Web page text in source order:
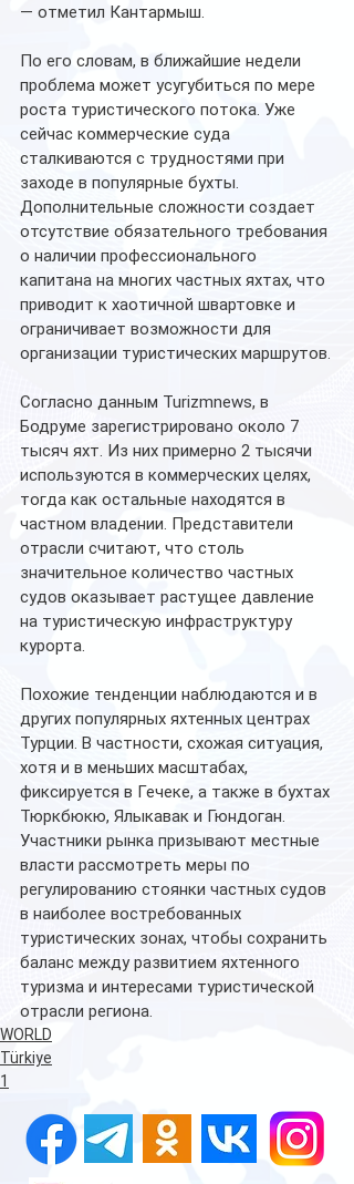
— отметил Кантармыш.
По его словам, в ближайшие недели
проблема может усугубиться по мере
роста туристического потока. Уже
сейчас коммерческие суда
сталкиваются с трудностями при
заходе в популярные бухты.
Дополнительные сложности создает
отсутствие обязательного требования
о наличии профессионального
капитана на многих частных яхтах, что
приводит к хаотичной швартовке и
ограничивает возможности для
организации туристических маршрутов.
Согласно данным Turizmnews, в
Бодруме зарегистрировано около 7
тысяч яхт. Из них примерно 2 тысячи
используются в коммерческих целях,
тогда как остальные находятся в
частном владении. Представители
отрасли считают, что столь
значительное количество частных
судов оказывает растущее давление
на туристическую инфраструктуру
курорта.
Похожие тенденции наблюдаются и в
других популярных яхтенных центрах
Турции. В частности, схожая ситуация,
хотя и в меньших масштабах,
фиксируется в Гечеке, а также в бухтах
Тюркбюкю, Ялыкавак и Гюндоган.
Участники рынка призывают местные
власти рассмотреть меры по
регулированию стоянки частных судов
в наиболее востребованных
туристических зонах, чтобы сохранить
баланс между развитием яхтенного
туризма и интересами туристической
отрасли региона.
WORLD
Türkiye
1